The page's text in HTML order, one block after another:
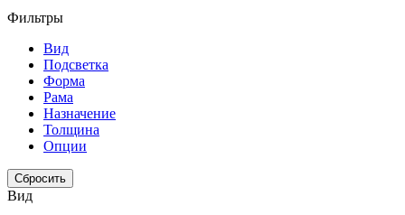
Фильтры
Вид
Подсветка
Форма
Рама
Назначение
Толщина
Опции
Сбросить
Вид